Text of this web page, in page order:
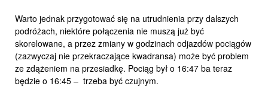
Warto jednak przygotować się na utrudnienia przy dalszych
podróżach, niektóre połączenia nie muszą już być
skorelowane, a przez zmiany w godzinach odjazdów pociągów
(zazwyczaj nie przekraczające kwadransa) może być problem
ze zdążeniem na przesiadkę. Pociąg był o 16:47 ba teraz
będzie o 16:45 – trzeba być czujnym.